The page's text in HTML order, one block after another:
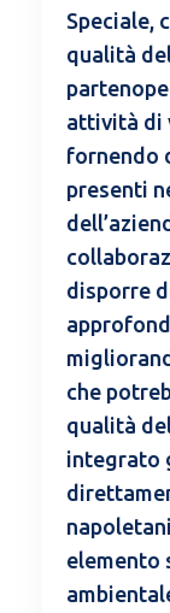
Speciale,
qualità
attività di
fornendo
presenti
disporre
che
qualità
integrato
elemento